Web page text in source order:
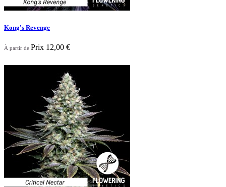
Kong's Revenge
À partir de Prix 12,00 €
Aperçu rapide